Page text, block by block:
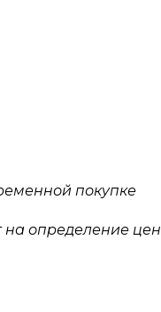
покупке
на определение